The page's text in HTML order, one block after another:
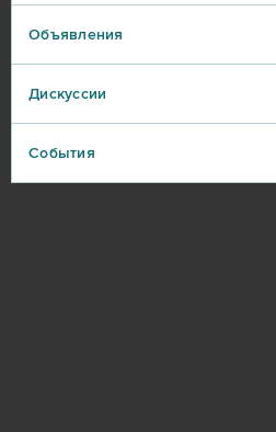
Объявления
Дискуссии
События